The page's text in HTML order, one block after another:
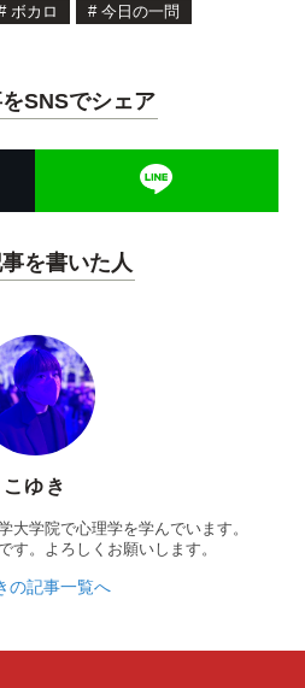
ボカロ # 今日の一問
SNSでシェア
を書いた人
こゆき
大学院で心理学を学んでいます。
す。よろしくお願いします。
の記事一覧へ